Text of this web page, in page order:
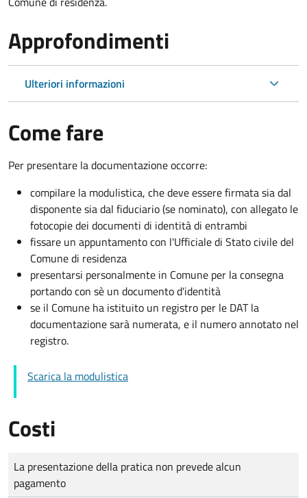
Approfondimenti
Ulteriori informazioni
Come fare
Per presentare la documentazione occorre:
compilare la modulistica, che deve essere firmata sia dal
disponente sia dal fiduciario (se nominato), con allegato le
fotocopie dei documenti di identità di entrambi
fissare un appuntamento con l'Ufficiale di Stato civile del
Comune di residenza
presentarsi personalmente in Comune per la consegna
portando con sè un documento d'identità
se il Comune ha istituito un registro per le DAT la
documentazione sarà numerata, e il numero annotato nel
registro.
Scarica la modulistica
Costi
Tipo di pagamento
Importo
La presentazione della pratica non prevede alcun
pagamento